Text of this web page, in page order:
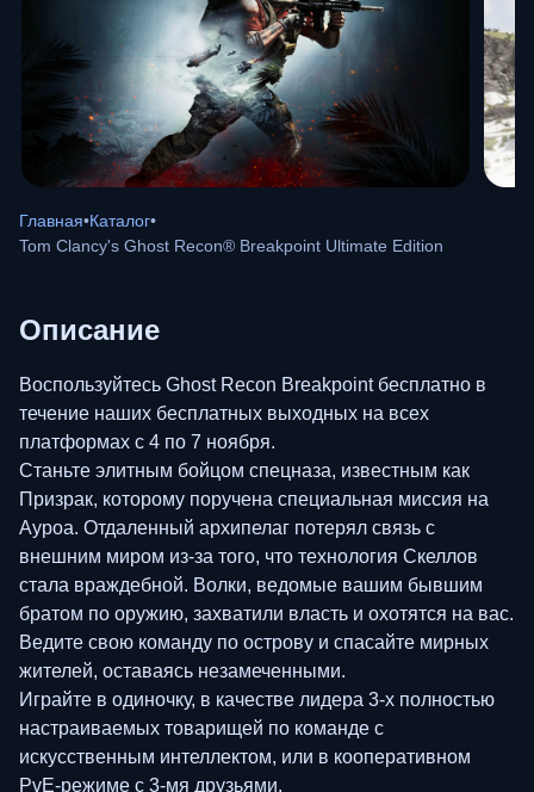
Главная•Каталог•
Tom Clancy's Ghost Recon® Breakpoint Ultimate Edition
Описание
Воспользуйтесь Ghost Recon Breakpoint бесплатно в
течение наших бесплатных выходных на всех
платформах с 4 по 7 ноября.
Станьте элитным бойцом спецназа, известным как
Призрак, которому поручена специальная миссия на
Ауроа. Отдаленный архипелаг потерял связь с
внешним миром из-за того, что технология Скеллов
стала враждебной. Волки, ведомые вашим бывшим
братом по оружию, захватили власть и охотятся на вас.
Ведите свою команду по острову и спасайте мирных
жителей, оставаясь незамеченными.
Играйте в одиночку, в качестве лидера 3-х полностью
настраиваемых товарищей по команде с
искусственным интеллектом, или в кооперативном
PvE-режиме с 3-мя друзьями.